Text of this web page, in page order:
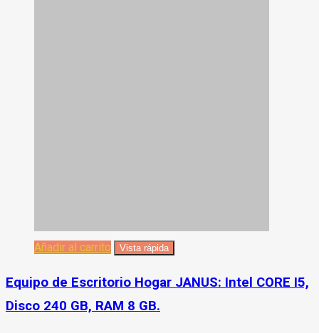
Añadir al carrito Vista rápida
Equipo de Escritorio Hogar JANUS: Intel CORE I5,
Disco 240 GB, RAM 8 GB.